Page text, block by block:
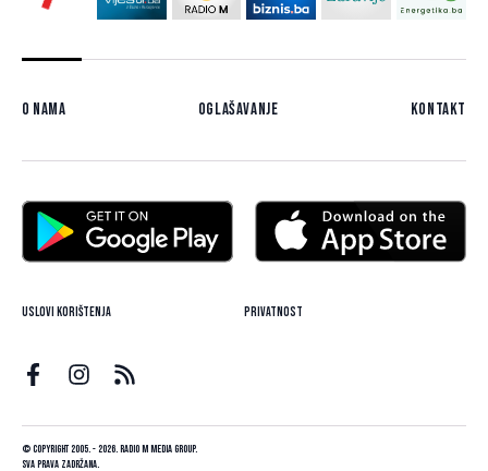
O nama Oglašavanje Kontakt
Uslovi korištenja Privatnost
© Copyright 2005. - 2026. Radio M Media Group.
Sva prava zadržana.